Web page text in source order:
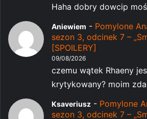
Haha dobry dowcip
Aniewiem - Pomylone
sezon 3, odcinek 7 –
[SPOILERY]
09/08/2026
czemu wątek Rhaeny
krytykowany? moim
Ksaveriusz - Pomylone
sezon 3, odcinek 7 –